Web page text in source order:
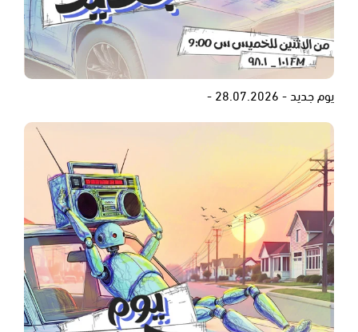
يوم جديد - 28.07.2026 -